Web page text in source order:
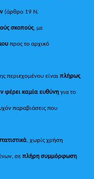
(άρθρο 19 Ν.
σκοπούς, με
προς το αρχικό
περιεχομένου είναιπλήρως
φέρει καμία ευθύνηγια το
παραβιάσεις που
, χωρίς χρήση
σεπλήρη συμμόρφωση